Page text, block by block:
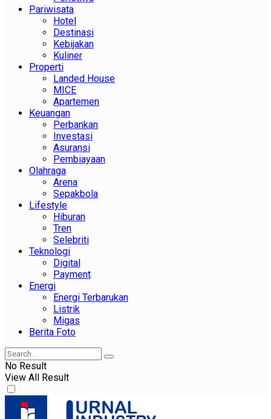
Pariwisata
Hotel
Destinasi
Kebijakan
Kuliner
Properti
Landed House
MICE
Apartemen
Keuangan
Perbankan
Investasi
Asuransi
Pembiayaan
Olahraga
Arena
Sepakbola
Lifestyle
Hiburan
Tren
Selebriti
Teknologi
Digital
Payment
Energi
Energi Terbarukan
Listrik
Migas
Berita Foto
No Result
View All Result